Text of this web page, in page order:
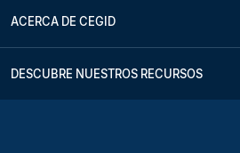
ACERCA DE CEGID
DESCUBRE NUESTROS RECURSOS